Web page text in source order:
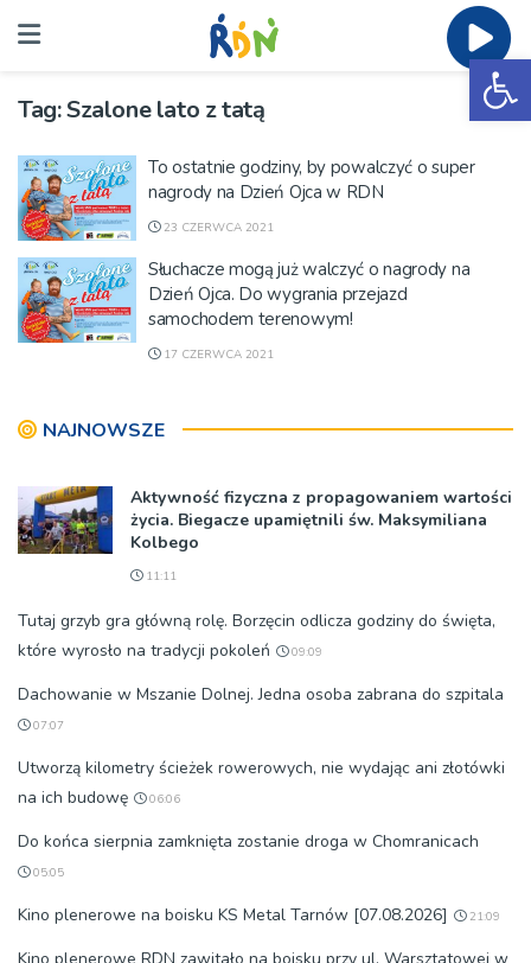
Tag:Szalone lato z tatą
To ostatnie godziny, by powalczyć o super
nagrody na Dzień Ojca w RDN
23 CZERWCA 2021
Słuchacze mogą już walczyć o nagrody na
Dzień Ojca. Do wygrania przejazd
samochodem terenowym!
17 CZERWCA 2021
NAJNOWSZE
Aktywność fizyczna z propagowaniem wartości
życia. Biegacze upamiętnili św. Maksymiliana
Kolbego
11:11
Tutaj grzyb gra główną rolę. Borzęcin odlicza godziny do święta,
które wyrosło na tradycji pokoleń
09:09
Dachowanie w Mszanie Dolnej. Jedna osoba zabrana do szpitala
07:07
Utworzą kilometry ścieżek rowerowych, nie wydając ani złotówki
na ich budowę
06:06
Do końca sierpnia zamknięta zostanie droga w Chomranicach
05:05
Kino plenerowe na boisku KS Metal Tarnów [07.08.2026] 21:09